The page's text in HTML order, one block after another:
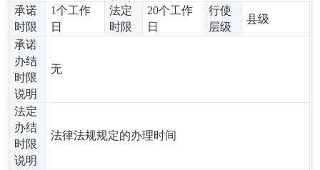
承诺
时限
1个工作
日
法定
时限
20个工作
日
行使
层级
县级
承诺
办结
时限
说明
无
法定
办结
时限
说明
法律法规规定的办理时间